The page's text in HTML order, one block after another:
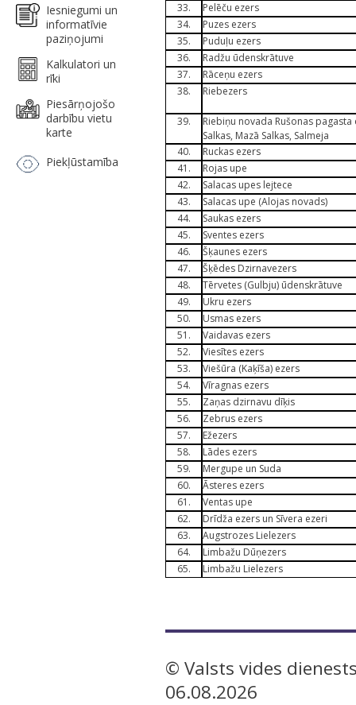
Iesniegumi un
informatīvie
paziņojumi
Kalkulatori un
rīki
Piesārņojošo
darbību vietu
karte
Piekļūstamība
33.
Pelēču ezers
34.
Puzes ezers
35.
Puduļu ezers
36.
Radžu ūdenskrātuve
37.
Rāceņu ezers
38.
Riebezers
39.
Riebiņu novada Rušonas pagasta
Salkas, Mazā Salkas, Salmeja
40.
Ruckas ezers
41.
Rojas upe
42.
Salacas upes lejtece
43.
Salacas upe (Alojas novads)
44.
Saukas ezers
45.
Sventes ezers
46.
Šķaunes ezers
47.
Šķēdes Dzirnavezers
48.
Tērvetes (Gulbju) ūdenskrātuve
49.
Ukru ezers
50.
Usmas ezers
51.
Vaidavas ezers
52.
Viesītes ezers
53.
Viešūra (Kaķīša) ezers
54.
Vīragnas ezers
55.
Zaņas dzirnavu dīķis
56.
Zebrus ezers
57.
Ežezers
58.
Lādes ezers
59.
Mergupe un Suda
60.
Āsteres ezers
61.
Ventas upe
62.
Drīdža ezers un Sīvera
63.
Augstrozes Lielezers
64.
Limbažu Dūņezers
65.
Limbažu Lielezers
© Valsts vides
06.08.2026